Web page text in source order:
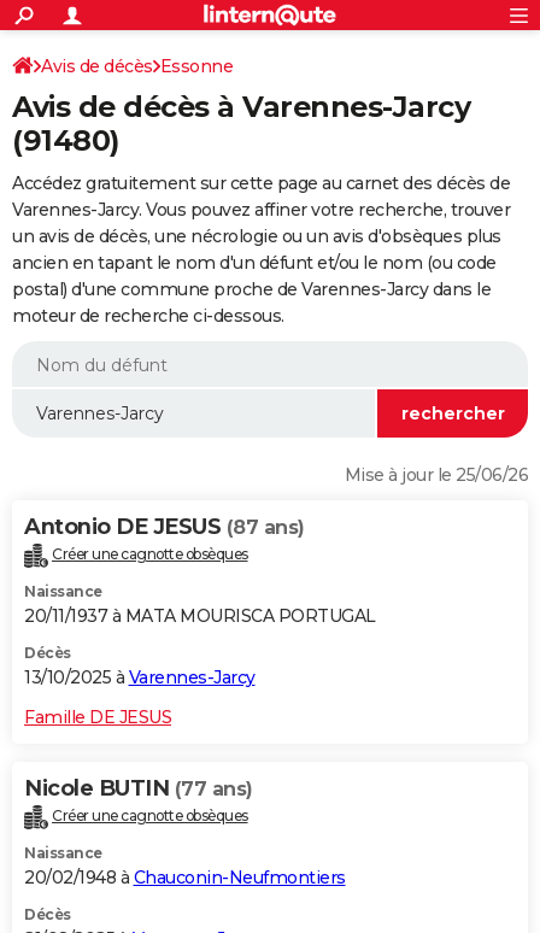
ACTUALITÉS
Politique
Société
Faits Divers
Education
Monde
Villes
+
SPORT
Coupe du monde 2026
Football
Tennis
Cyclisme
Rugby
Forum
FINANCE
Retraite
Impôts
Epargne
Immobilier
Risques naturels par ville
Banque
Assurance
Crédit
Essais
Réserver un essai
Citadines
Berlines
SUV
Forum auto
+
HIGH-TECH
Mobiles
Meilleur smartphone
Internet
Ordinateurs
Jeux vidéo
Guide high-tech
+BRICOLAGE
Forum
Aménagement intérieur
Extérieur
Cuisine
Salle de bains
Jardinage
Rangement
WEEK-END
Guides de France
Escapades
Patrimoine
Expositions
Musées
Week-end nature
LIFESTYLE
Alimentation
Guide de la santé
Maladies
Médicaments
Sommeil
VOYAGE
Destinations
City break
Voyage nature
Voyage de noces
Forum
Climat
+PHOTO
GUIDES D'ACHAT
BONS PLANS
CARTE DE VOEUX
Dictionnaire
Biographies
Citations
Expressions
Proverbes
PROGRAMME TV
COPAINS D'AVANT
S'inscrire
Se connecter
Lycées
Collèges
Primaires
Universités
Entreprises
Service militaire
Avis de recherche
AVIS DE DÉCÈS
Avis de décès Essonne
Avis de décès à Varennes-Jarcy
(91480)
Accédez gratuitement sur cette page au carnet des décès de
Varennes-Jarcy. Vous pouvez affiner votre recherche, trouver
un avis de décès, une nécrologie ou un avis d'obsèques plus
ancien en tapant le nom d'un défunt et/ou le nom (ou code
postal) d'une commune proche de Varennes-Jarcy dans le
moteur de recherche ci-dessous.
Mise à jour le 25/06/26
Antonio DE JESUS (87 ans)
Créer une cagnotte obsèques
Naissance
20/11/1937 à MATA MOURISCA PORTUGAL
Décès
13/10/2025 à Varennes-Jarcy
Famille DE JESUS
Nicole BUTIN (77 ans)
Créer une cagnotte obsèques
Naissance
20/02/1948 à Chauconin-Neufmontiers
Décès